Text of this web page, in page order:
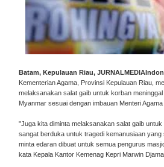
Batam, Kepulauan Riau,
Kementerian Agama, Provinsi Kepulauan Riau,
melaksanakan salat gaib untuk korban
Myanmar sesuai dengan imbauan Menteri
"Juga kita diminta melaksanakan salat gaib
sangat berduka untuk tragedi kemanusiaan
minta edaran dibuat untuk semua pengurus
kata Kepala Kantor Kemenag Kepri Marwin